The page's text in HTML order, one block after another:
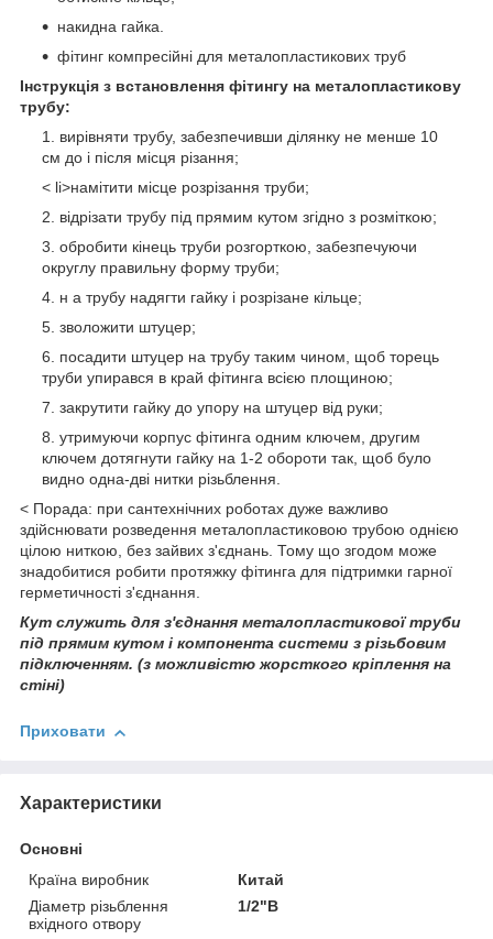
накидна гайка.
фітинг компресійні для металопластикових труб
Інструкція з встановлення фітингу на металопластикову
трубу:
вирівняти трубу, забезпечивши ділянку не менше 10
см до і після місця різання;
< li>намітити місце розрізання труби;
відрізати трубу під прямим кутом згідно з розміткою;
обробити кінець труби розгорткою, забезпечуючи
округлу правильну форму труби;
н а трубу надягти гайку і розрізане кільце;
зволожити штуцер;
посадити штуцер на трубу таким чином, щоб торець
труби упирався в край фітинга всією площиною;
закрутити гайку до упору на штуцер від руки;
утримуючи корпус фітинга одним ключем, другим
ключем дотягнути гайку на 1-2 обороти так, щоб було
видно одна-дві нитки різьблення.
< Порада: при сантехнічних роботах дуже важливо
здійснювати розведення металопластиковою трубою однією
цілою ниткою, без зайвих з'єднань. Тому що згодом може
знадобитися робити протяжку фітинга для підтримки гарної
герметичності з'єднання.
Кут служить для з'єднання металопластикової труби
під прямим кутом і компонента системи з різьбовим
підключенням. (з можливістю жорсткого кріплення на
стіні)
Приховати
Характеристики
Основні
Країна виробник
Китай
Діаметр різьблення
вхідного отвору
1/2"В